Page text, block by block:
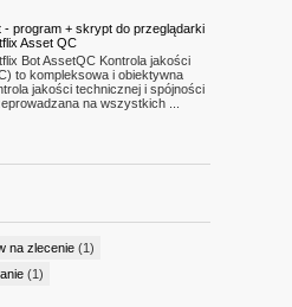
- program + skrypt do przeglądarki
Asset QC
Bot AssetQC Kontrola jakości
to kompleksowa i obiektywna
jakości technicznej i spójności
na wszystkich ...
na zlecenie (1)
(1)